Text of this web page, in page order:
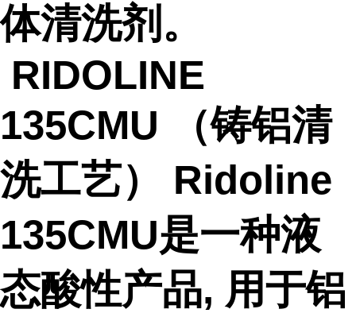
体清洗剂。
RIDOLINE
135CMU （铸铝清
洗工艺） Ridoline
135CMU是一种液
态酸性产品, 用于铝